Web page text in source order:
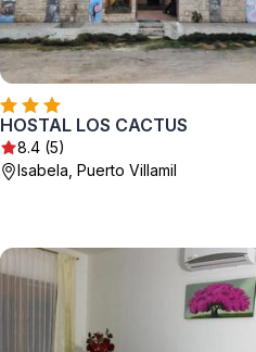
HOSTAL LOS CACTUS
8.4 (5)
Isabela, Puerto Villamil